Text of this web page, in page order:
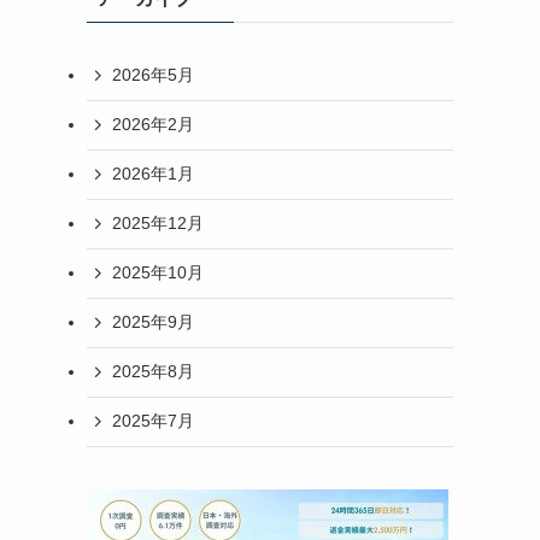
2026年5月
2026年2月
2026年1月
2025年12月
2025年10月
2025年9月
2025年8月
2025年7月